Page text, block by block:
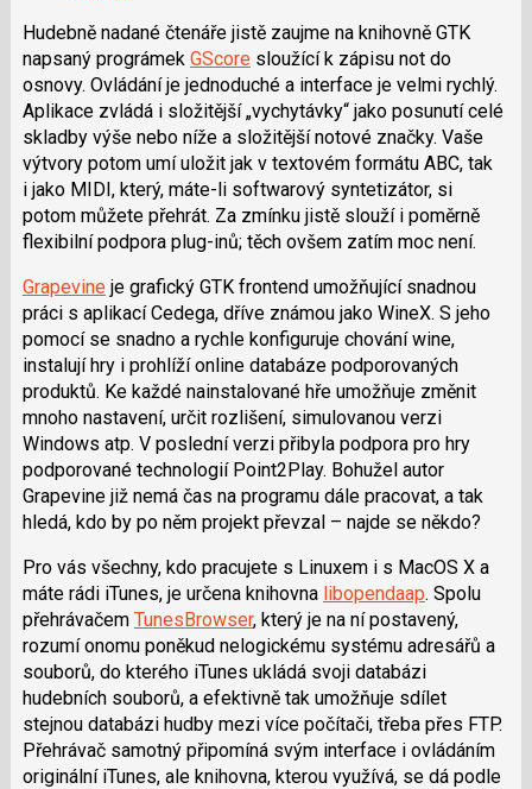
c
i
Hudebně nadané čtenáře jistě zaujme na knihovně GTK
napsaný prográmek GScoresloužící k zápisu not do
osnovy. Ovládání je jednoduché a interface je velmi rychlý.
Aplikace zvládá i složitější „vychytávky“ jako posunutí celé
skladby výše nebo níže a složitější notové značky. Vaše
výtvory potom umí uložit jak v textovém formátu ABC, tak
i jako MIDI, který, máte-li softwarový syntetizátor, si
potom můžete přehrát. Za zmínku jistě slouží i poměrně
flexibilní podpora plug-inů; těch ovšem zatím moc není.
Grapevineje grafický GTK frontend umožňující snadnou
práci s aplikací Cedega, dříve známou jako WineX. S jeho
pomocí se snadno a rychle konfiguruje chování wine,
instalují hry i prohlíží online databáze podporovaných
produktů. Ke každé nainstalované hře umožňuje změnit
mnoho nastavení, určit rozlišení, simulovanou verzi
Windows atp. V poslední verzi přibyla podpora pro hry
podporované technologií Point2Play. Bohužel autor
Grapevine již nemá čas na programu dále pracovat, a tak
hledá, kdo by po něm projekt převzal – najde se někdo?
Pro vás všechny, kdo pracujete s Linuxem i s MacOS X a
máte rádi iTunes, je určena knihovna libopendaap. Spolu
přehrávačem TunesBrowser, který je na ní postavený,
rozumí onomu poněkud nelogickému systému adresářů a
souborů, do kterého iTunes ukládá svoji databázi
hudebních souborů, a efektivně tak umožňuje sdílet
stejnou databázi hudby mezi více počítači, třeba přes FTP.
Přehrávač samotný připomíná svým interface i ovládáním
originální iTunes, ale knihovna, kterou využívá, se dá podle